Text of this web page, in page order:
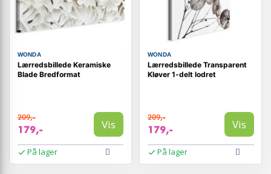
WONDA
Lærredsbillede Keramiske
Blade Bredformat
209,-
179,- Vis
På lager
WONDA
Lærredsbillede Transparent
Kløver 1-delt lodret
209,-
179,- Vis
På lager